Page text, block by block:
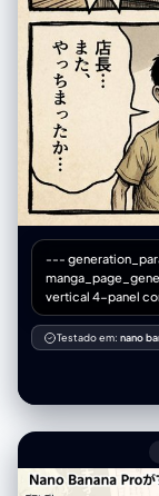
--- generation_parameters:
manga_page_generation_prompt:
vertical 4-panel comic
roughly square
spacing: Clear
panels. title_area: (Optional) A small space at the very top for a title.
overall_aesthetic:
Desaturated,
cross-hatching shadows,
speech_bubbles: - Presence: Multiple hand-drawn speech bubbles
Testado em: nano